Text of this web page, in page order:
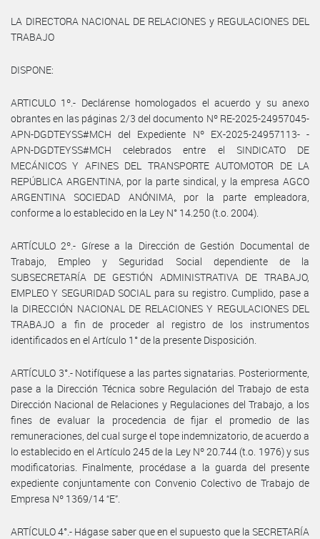
LA DIRECTORA NACIONAL DE RELACIONES y REGULACIONES DEL
TRABAJO
DISPONE:
ARTICULO 1º.- Declárense homologados el acuerdo y su anexo
obrantes en las páginas 2/3 del documento Nº RE-2025-24957045-
APN-DGDTEYSS#MCH del Expediente Nº EX-2025-24957113- -
APN-DGDTEYSS#MCH celebrados entre el SINDICATO DE
MECÁNICOS Y AFINES DEL TRANSPORTE AUTOMOTOR DE LA
REPÚBLICA ARGENTINA, por la parte sindical, y la empresa AGCO
ARGENTINA SOCIEDAD ANÓNIMA, por la parte empleadora,
conforme a lo establecido en la Ley N° 14.250 (t.o. 2004).
ARTÍCULO 2º.- Gírese a la Dirección de Gestión Documental de
Trabajo, Empleo y Seguridad Social dependiente de la
SUBSECRETARÍA DE GESTIÓN ADMINISTRATIVA DE TRABAJO,
EMPLEO Y SEGURIDAD SOCIAL para su registro. Cumplido, pase a
la DIRECCIÓN NACIONAL DE RELACIONES Y REGULACIONES DEL
TRABAJO a fin de proceder al registro de los instrumentos
identificados en el Artículo 1° de la presente Disposición.
ARTÍCULO 3°.- Notifíquese a las partes signatarias. Posteriormente,
pase a la Dirección Técnica sobre Regulación del Trabajo de esta
Dirección Nacional de Relaciones y Regulaciones del Trabajo, a los
fines de evaluar la procedencia de fijar el promedio de las
remuneraciones, del cual surge el tope indemnizatorio, de acuerdo a
lo establecido en el Artículo 245 de la Ley Nº 20.744 (t.o. 1976) y sus
modificatorias. Finalmente, procédase a la guarda del presente
expediente conjuntamente con Convenio Colectivo de Trabajo de
Empresa Nº 1369/14 “E”.
ARTÍCULO 4°.- Hágase saber que en el supuesto que la SECRETARÍA